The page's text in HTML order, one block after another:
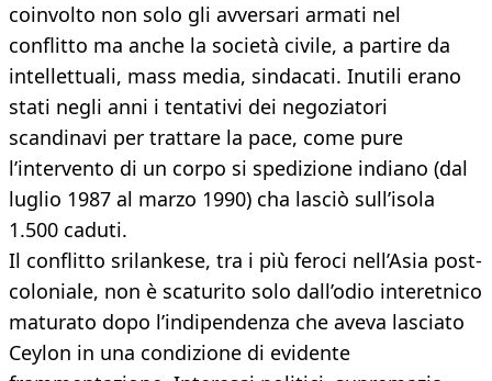
coinvolto non solo gli avversari armati nel
conflitto ma anche la società civile, a partire da
intellettuali, mass media, sindacati. Inutili erano
stati negli anni i tentativi dei negoziatori
scandinavi per trattare la pace, come pure
l’intervento di un corpo si spedizione indiano (dal
luglio 1987 al marzo 1990) cha lasciò sull’isola
1.500 caduti.
Il conflitto srilankese, tra i più feroci nell’Asia post-
coloniale, non è scaturito solo dall’odio interetnico
maturato dopo l’indipendenza che aveva lasciato
Ceylon in una condizione di evidente